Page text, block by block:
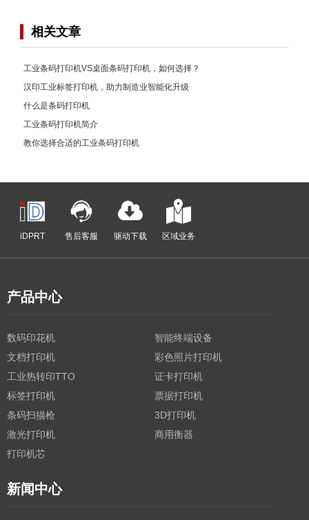
相关文章
工业条码打印机VS桌面条码打印机，如何选择？
汉印工业标签打印机，助力制造业智能化升级
什么是条码打印机
工业条码打印机简介
教你选择合适的工业条码打印机
iDPRT 售后客服 驱动下载 区域业务
产品中心
数码印花机
智能终端设备
文档打印机
彩色照片打印机
工业热转印TTO
证卡打印机
标签打印机
票据打印机
条码扫描枪
3D打印机
激光打印机
商用衡器
打印机芯
新闻中心